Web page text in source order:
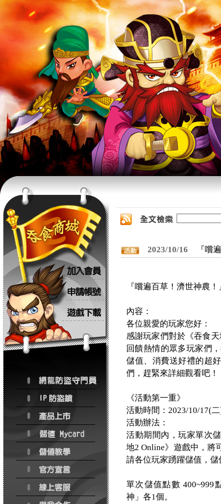
2023/10/16 『嚐
『嚐遍百草！濟世神農
內容：
各位親愛的玩家您好：
感謝玩家們對於《吞食
回饋熱情的眾多玩家們
儲值、消費送好禮的超
們，趕緊來詳細觀看吧！
《活動第一重》
活動時間：2023/10/17(
活動辦法：
活動期間內，玩家單次
地2 Online》遊戲中，將
請各位玩家踴躍儲值，
單次儲值點數 400~999
神」各1個。